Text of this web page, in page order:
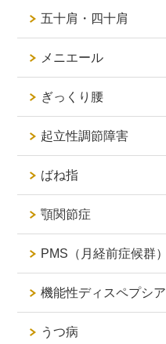
五十肩・四十肩
メニエール
ぎっくり腰
起立性調節障害
ばね指
顎関節症
PMS（月経前症候群）
機能性ディスペプシア
うつ病